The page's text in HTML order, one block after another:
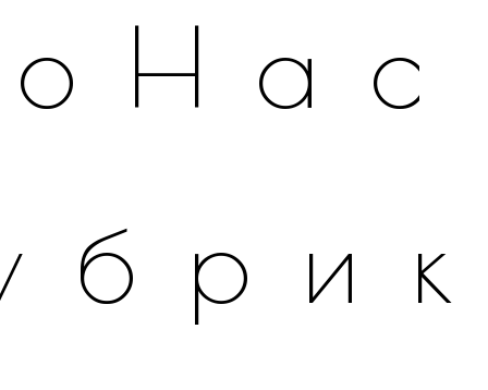
оНас